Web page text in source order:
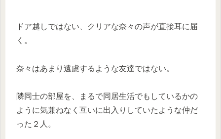
ドア越しではない、クリアな奈々の声が直接耳に届
く。
奈々はあまり遠慮するような友達ではない。
隣同士の部屋を、まるで同居生活でもしているかの
ように気兼ねなく互いに出入りしていたような仲だ
った２人。